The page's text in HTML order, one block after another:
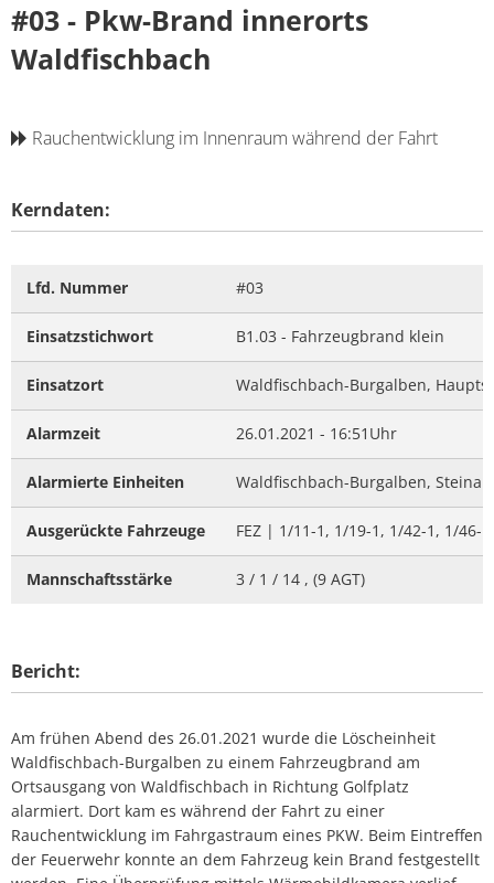
#03 - Pkw-Brand innerorts
Waldfischbach
Rauchentwicklung im Innenraum während der Fahrt
Kerndaten:
Lfd. Nummer #03
Einsatzstichwort B1.03 - Fahrzeugbrand klein
Einsatzort Waldfischbach-Burgalben,
Alarmzeit 26.01.2021 - 16:51Uhr
Alarmierte Einheiten Waldfischbach-Burgalben,
Ausgerückte Fahrzeuge FEZ | 1/11-1, 1/19-1, 1/42-1, 1/46-
Mannschaftsstärke 3 / 1 / 14 , (9 AGT)
Bericht:
Am frühen Abend des 26.01.2021 wurde die Löscheinheit
Waldfischbach-Burgalben zu einem Fahrzeugbrand am
Ortsausgang von Waldfischbach in Richtung Golfplatz
alarmiert. Dort kam es während der Fahrt zu einer
Rauchentwicklung im Fahrgastraum eines PKW. Beim Eintreffen
der Feuerwehr konnte an dem Fahrzeug kein Brand festgestellt